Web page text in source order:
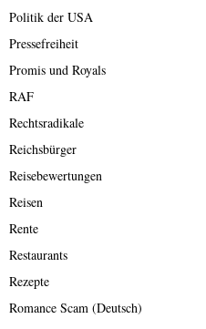
Politik der USA
Pressefreiheit
Promis und Royals
RAF
Rechtsradikale
Reichsbürger
Reisebewertungen
Reisen
Rente
Restaurants
Rezepte
Romance Scam (Deutsch)